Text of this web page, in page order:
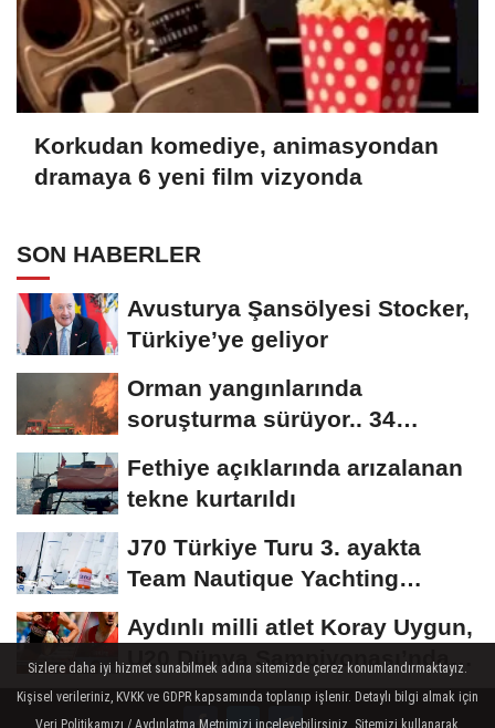
Korkudan komediye, animasyondan
dramaya 6 yeni film vizyonda
SON HABERLER
Avusturya Şansölyesi Stocker,
Türkiye’ye geliyor
Orman yangınlarında
soruşturma sürüyor.. 34
Fethiye açıklarında arızalanan
tekne kurtarıldı
J70 Türkiye Turu 3. ayakta
Team Nautique Yachting
Aydınlı milli atlet Koray Uygun,
U20 Dünya Şampiyonası’nda
yarı...
Sizlere daha iyi hizmet sunabilmek adına sitemizde çerez konumlandırmaktayız.
Kişisel verileriniz, KVKK ve GDPR kapsamında toplanıp işlenir. Detaylı bilgi almak için
Veri Politikamızı / Aydınlatma Metnimizi inceleyebilirsiniz. Sitemizi kullanarak,